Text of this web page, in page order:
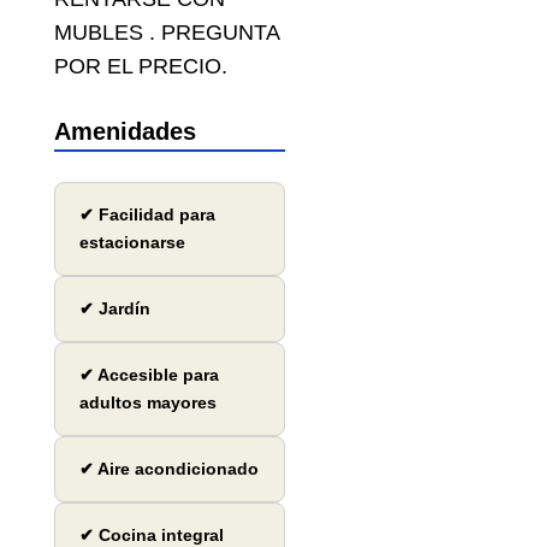
MUBLES . PREGUNTA
POR EL PRECIO.
Amenidades
✔ Facilidad para
estacionarse
✔ Jardín
✔ Accesible para
adultos mayores
✔ Aire acondicionado
✔ Cocina integral